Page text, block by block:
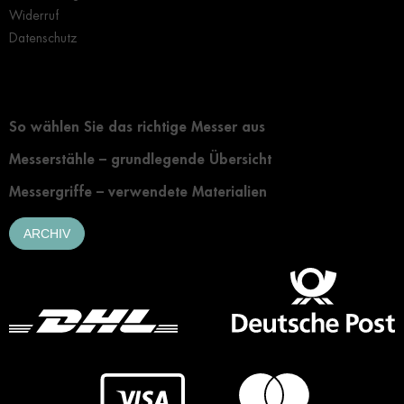
Widerruf
Datenschutz
So wählen Sie das richtige Messer aus
Messerstähle – grundlegende Übersicht
Messergriffe – verwendete Materialien
ARCHIV